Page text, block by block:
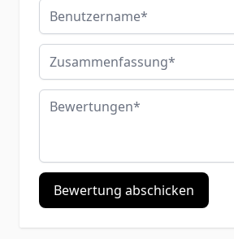
Benutzername
Zusammenfassung
Bewertungen
Bewertung abschicken